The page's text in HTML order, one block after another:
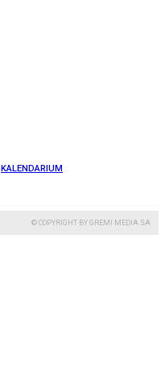
KALENDARIUM
© COPYRIGHT BY GREMI MEDIA SA